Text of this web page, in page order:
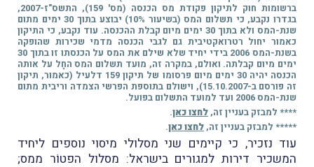
ברשומות חוק לתיקון פקודת מס הכנסה (מס' 159), התשס"ז-2007,
בגדרו נקבע, כי תשלום המס (בשיעור 10%) יבוצע בתוך 30 ימים מתום
שנת-המס ולא בתוך 30 ימים מיום קבלת ההכנסה. עוד נקבע, כי התיקון
כאמור יחול רטרואקטיבית גם לגבי הכנסה מדמי שכירות שהופקה
בשנת-המס 2006 בידי יחיד שלא שילם את המס על הכנסתו זו בתוך 30
ימים מיום קבלתה. ואולם, במקרה זה, מועד תשלום המס החָל על אותה
הכנסה יהיה 30 ימים מיום פרסומו של תיקון 159 דלעיל (כאמור, תיקון
זה פורסם ב-15.10.2007), וישולם בתוספת הפרשי הצמדה וריבית מתום
שנת-המס 2006 ועד למועד התשלום בפועל.
**** למבזק בעניין זה, לחצו כאן.
***** למבזק בעניין זה, לחצו כאן.
עוד נזכיר, כי קיימים שני מסלולי מיסוי נוספים ליחיד
המשכיר דירות למגורים בישראל: מסלול הפטוֹר ממס;